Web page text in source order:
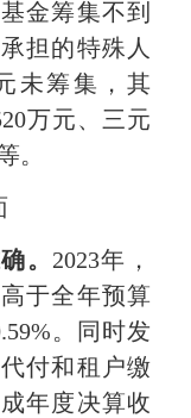
金筹集不到
担的特殊人
未筹集，其
万元、三元
。
。 2023年，
于全年预算
。同时发
付和租户缴
年度决算收